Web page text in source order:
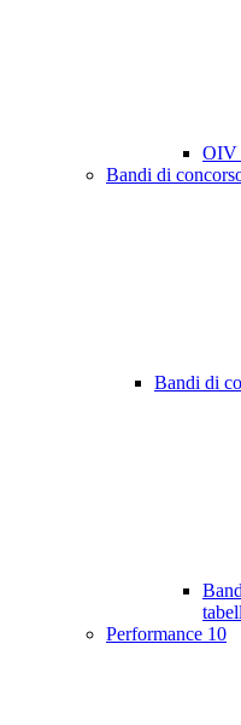
OIV
Bandi di
Bandi di
Performance 10